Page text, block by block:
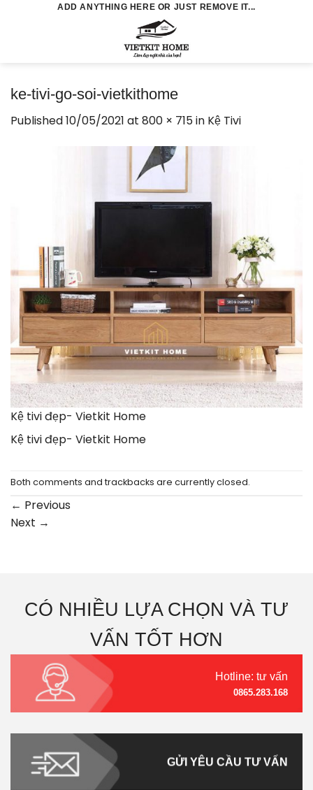
ADD ANYTHING HERE OR JUST REMOVE IT...
ke-tivi-go-soi-vietkithome
Published10/05/2021 at 800 × 715in Kệ Tivi
Kệ tivi đẹp- Vietkit Home
Kệ tivi đẹp- Vietkit Home
Both comments and trackbacks are currently closed.
← Previous
Next →
CÓ NHIỀU LỰA CHỌN VÀ TƯ
VẤN TỐT HƠN
Hotline: tư vấn
0865.283.168
GỬI YÊU CẦU TƯ VẤN